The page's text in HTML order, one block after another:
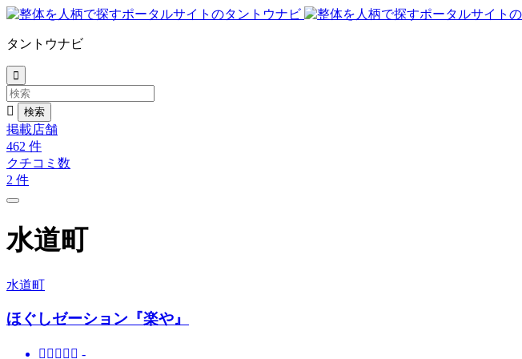
タントウナビ


掲載店舗
462 件
クチコミ数
2 件
水道町
水道町
ほぐしゼーション『楽や』
     -